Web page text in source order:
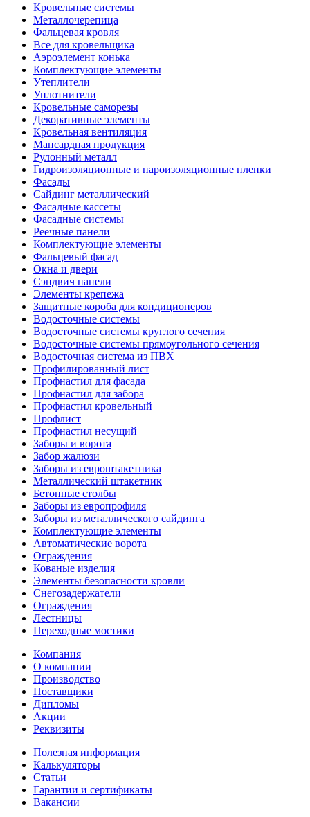
Кровельные системы
Металлочерепица
Фальцевая кровля
Все для кровельщика
Аэроэлемент конька
Комплектующие элементы
Утеплители
Уплотнители
Кровельные саморезы
Декоративные элементы
Кровельная вентиляция
Мансардная продукция
Рулонный металл
Гидроизоляционные и пароизоляционные пленки
Фасады
Сайдинг металлический
Фасадные кассеты
Фасадные системы
Реечные панели
Комплектующие элементы
Фальцевый фасад
Окна и двери
Сэндвич панели
Элементы крепежа
Защитные короба для кондиционеров
Водосточные системы
Водосточные системы круглого сечения
Водосточные системы прямоугольного сечения
Водосточная система из ПВХ
Профилированный лист
Профнастил для фасада
Профнастил для забора
Профнастил кровельный
Профлист
Профнастил несущий
Заборы и ворота
Забор жалюзи
Заборы из евроштакетника
Металлический штакетник
Бетонные столбы
Заборы из европрофиля
Заборы из металлического сайдинга
Комплектующие элементы
Автоматические ворота
Ограждения
Кованые изделия
Элементы безопасности кровли
Снегозадержатели
Ограждения
Лестницы
Переходные мостики
Компания
О компании
Производство
Поставщики
Дипломы
Акции
Реквизиты
Полезная информация
Калькуляторы
Статьи
Гарантии и сертификаты
Вакансии